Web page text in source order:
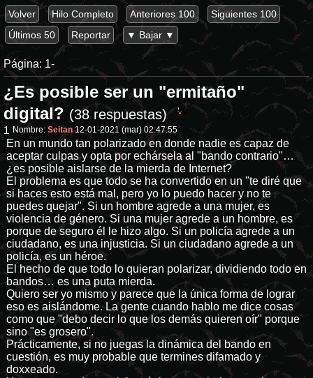
Volver Hilo Completo Anteriores 100
Siguientes 100
Últimos 50
Reportar ▼ Bajar ▼
Página: 1-
¿Es posible ser un "ermitaño"
digital? (38 respuestas)
1 Nombre:Seitan 12-01-2021 (mar) 02:47:55
En un mundo tan polarizado en donde nadie es capaz de
aceptar culpas y opta por echársela al "bando contrario"…
¿es posible aislarse de la mierda de Internet?
El problema es que todo se ha convertido en un "te diré que
si haces esto está mal, pero yo lo puedo hacer y no te
puedes quejar". Si un hombre agrede a una mujer, es
violencia de género. Si una mujer agrede a un hombre, es
porque de seguro él le hizo algo. Si un policía agrede a un
ciudadano, es una injusticia. Si un ciudadano agrede a un
policía, es un héroe.
El hecho de que todo lo quieran polarizar, dividiendo todo en
bandos… es una puta mierda.
Quiero ser yo mismo y parece que la única forma de lograr
eso es aislándome. La gente cuando hablo me dice cosas
como que "debo decir lo que los demás quieren oír" porque
sino "es grosero".
Prácticamente, si no juegas la dinámica del bando en
cuestión, es muy probable que termines difamado y
doxxeado.